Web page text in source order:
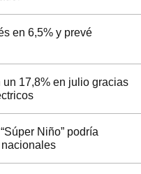
en 6,5% y prevé
17,8% en julio gracias
Niño” podría